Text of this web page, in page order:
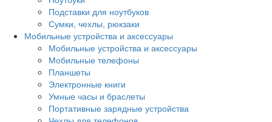
Подставки для ноутбуков
Сумки, чехлы, рюкзаки
Мобильные устройства и аксессуары
Мобильные устройства и аксессуары
Мобильные телефоны
Планшеты
Электронные книги
Умные часы и браслеты
Портативные зарядные устройства